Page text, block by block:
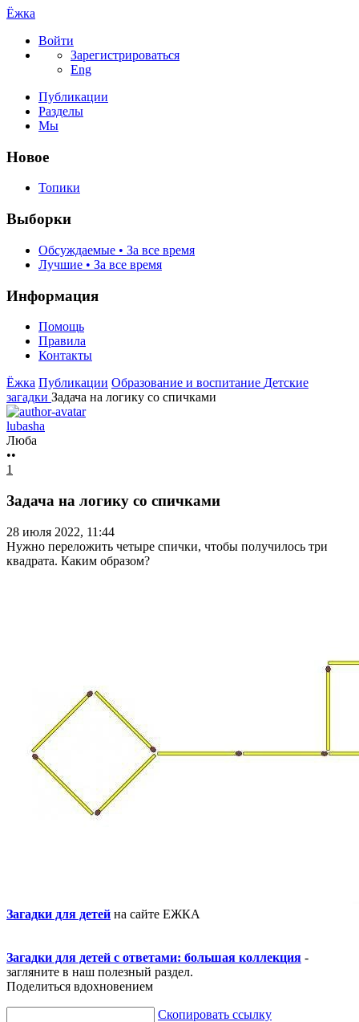
Ёжка
Войти
Зарегистрироваться
Eng
Публикации
Разделы
Мы
Новое
Топики
Выборки
Обсуждаемые • За все время
Лучшие • За все время
Информация
Помощь
Правила
Контакты
Ёжка Публикации Образование и воспитание Детские
загадки Задача на логику со спичками
lubasha
Люба
••
1
Задача на логику со спичками
28 июля 2022, 11:44
Нужно переложить четыре спички, чтобы получилось три
квадрата. Каким образом?
Загадки для детей на сайте ЕЖКА
Загадки для детей с ответами: большая коллекция -
загляните в наш полезный раздел.
Поделиться вдохновением
Скопировать ссылку